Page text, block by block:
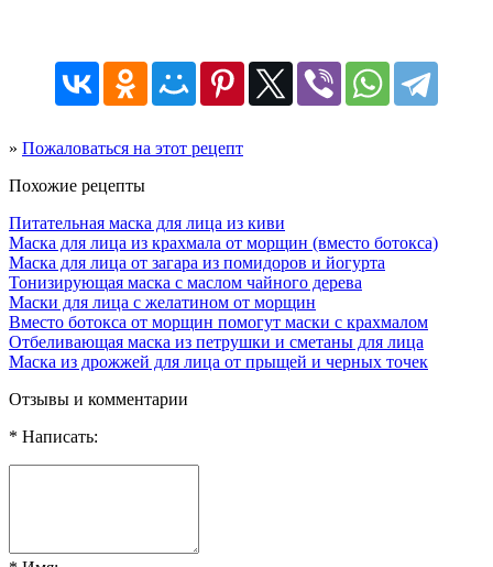
» Пожаловаться на этот рецепт
Похожие рецепты
Питательная маска для лица из киви
Маска для лица из крахмала от морщин (вместо ботокса)
Маска для лица от загара из помидоров и йогурта
Тонизирующая маска с маслом чайного дерева
Маски для лица с желатином от морщин
Вместо ботокса от морщин помогут маски с крахмалом
Отбеливающая маска из петрушки и сметаны для лица
Маска из дрожжей для лица от прыщей и черных точек
Отзывы и комментарии
* Написать: